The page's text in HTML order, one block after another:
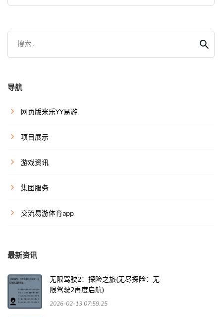
搜索...
导航
网页版米乐YY易游
项目展示
游戏资讯
集团服务
交流易游体育app
最新资讯
无限驾驶2：探险之旅(无尽探险：无
限驾驶2再度启航)
2026-02-13 07:59:25